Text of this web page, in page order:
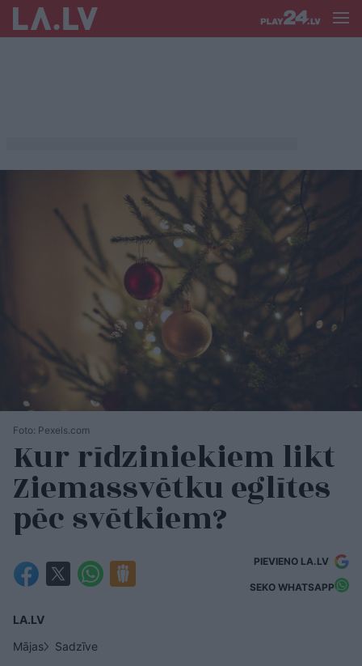
Foto: Pexels.com
Kur rīdziniekiem likt
Ziemassvētku eglītes
pēc svētkiem?
PIEVIENO LA.LV
SEKO WHATSAPP
LA.LV
Mājas
Sadzīve